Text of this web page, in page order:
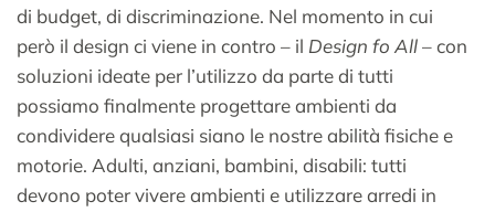
di budget, di discriminazione. Nel momento in cui
però il design ci viene in contro – il Design fo All– con
soluzioni ideate per l’utilizzo da parte di tutti
possiamo finalmente progettare ambienti da
condividere qualsiasi siano le nostre abilità fisiche e
motorie. Adulti, anziani, bambini, disabili: tutti
devono poter vivere ambienti e utilizzare arredi in